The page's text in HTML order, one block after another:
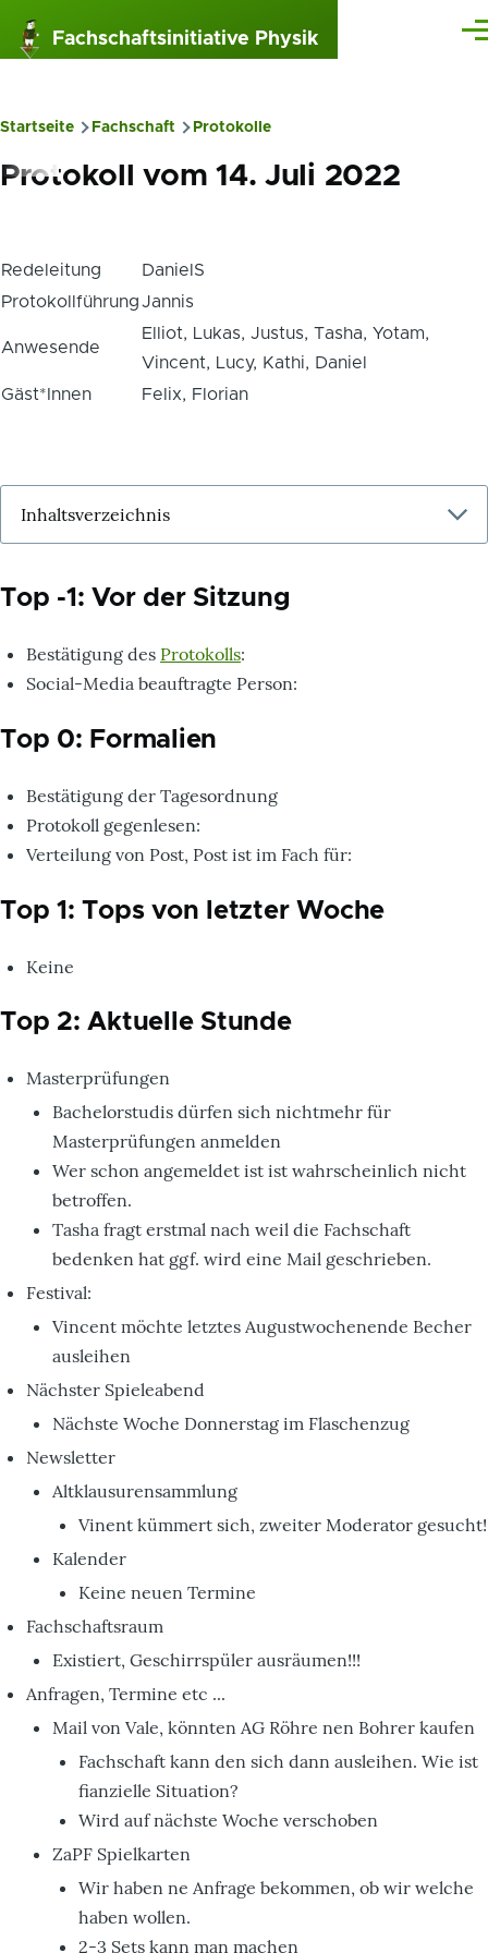
Fachschaftsinitiative Physik
Startseite Fachschaft Protokolle
Protokoll vom 14. Juli 2022
Redeleitung
DanielS
ProtokollführungJannis
Anwesende
Elliot, Lukas, Justus, Tasha, Yotam,
Vincent, Lucy, Kathi, Daniel
Gäst*Innen
Felix, Florian
Top -1: Vor der Sitzung
Bestätigung des Protokolls:
Social-Media beauftragte Person:
Top 0: Formalien
Bestätigung der Tagesordnung
Protokoll gegenlesen:
Verteilung von Post, Post ist im Fach für:
Top 1: Tops von letzter Woche
Keine
Top 2: Aktuelle Stunde
Masterprüfungen
Bachelorstudis dürfen sich nichtmehr für
Masterprüfungen anmelden
Wer schon angemeldet ist ist wahrscheinlich nicht
betroffen.
Tasha fragt erstmal nach weil die Fachschaft
bedenken hat ggf. wird eine Mail geschrieben.
Festival:
Vincent möchte letztes Augustwochenende Becher
ausleihen
Nächster Spieleabend
Nächste Woche Donnerstag im Flaschenzug
Newsletter
Altklausurensammlung
Vinent kümmert sich, zweiter Moderator gesucht!
Kalender
Keine neuen Termine
Fachschaftsraum
Existiert, Geschirrspüler ausräumen!!!
Anfragen, Termine etc ...
Mail von Vale, könnten AG Röhre nen Bohrer kaufen
Fachschaft kann den sich dann ausleihen. Wie ist
fianzielle Situation?
Wird auf nächste Woche verschoben
ZaPF Spielkarten
Wir haben ne Anfrage bekommen, ob wir welche
haben wollen.
2-3 Sets kann man machen